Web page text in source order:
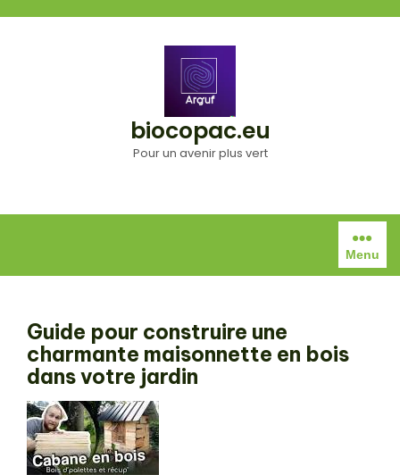
biocopac.eu
Pour un avenir plus vert
Menu
Guide pour construire une
charmante maisonnette en bois
dans votre jardin